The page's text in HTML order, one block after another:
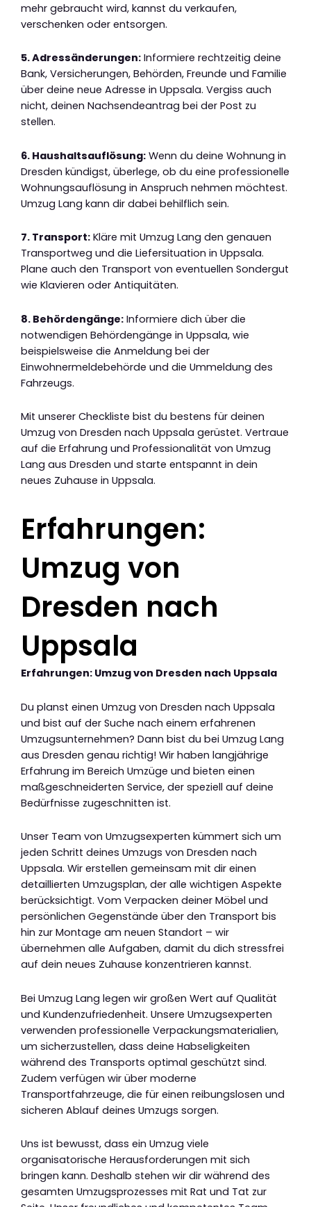
mehr gebraucht wird, kannst du verkaufen,
verschenken oder entsorgen.
5. Adressänderungen: Informiere rechtzeitig deine
Bank, Versicherungen, Behörden, Freunde und Familie
über deine neue Adresse in Uppsala. Vergiss auch
nicht, deinen Nachsendeantrag bei der Post zu
stellen.
6. Haushaltsauflösung: Wenn du deine Wohnung in
Dresden kündigst, überlege, ob du eine professionelle
Wohnungsauflösung in Anspruch nehmen möchtest.
Umzug Lang kann dir dabei behilflich sein.
7. Transport: Kläre mit Umzug Lang den genauen
Transportweg und die Liefersituation in Uppsala.
Plane auch den Transport von eventuellen Sondergut
wie Klavieren oder Antiquitäten.
8. Behördengänge: Informiere dich über die
notwendigen Behördengänge in Uppsala, wie
beispielsweise die Anmeldung bei der
Einwohnermeldebehörde und die Ummeldung des
Fahrzeugs.
Mit unserer Checkliste bist du bestens für deinen
Umzug von Dresden nach Uppsala gerüstet. Vertraue
auf die Erfahrung und Professionalität von Umzug
Lang aus Dresden und starte entspannt in dein
neues Zuhause in Uppsala.
Erfahrungen:
Umzug von
Dresden nach
Uppsala
Erfahrungen: Umzug von Dresden nach Uppsala
Du planst einen Umzug von Dresden nach Uppsala
und bist auf der Suche nach einem erfahrenen
Umzugsunternehmen? Dann bist du bei Umzug Lang
aus Dresden genau richtig! Wir haben langjährige
Erfahrung im Bereich Umzüge und bieten einen
maßgeschneiderten Service, der speziell auf deine
Bedürfnisse zugeschnitten ist.
Unser Team von Umzugsexperten kümmert sich um
jeden Schritt deines Umzugs von Dresden nach
Uppsala. Wir erstellen gemeinsam mit dir einen
detaillierten Umzugsplan, der alle wichtigen Aspekte
berücksichtigt. Vom Verpacken deiner Möbel und
persönlichen Gegenstände über den Transport bis
hin zur Montage am neuen Standort – wir
übernehmen alle Aufgaben, damit du dich stressfrei
auf dein neues Zuhause konzentrieren kannst.
Bei Umzug Lang legen wir großen Wert auf Qualität
und Kundenzufriedenheit. Unsere Umzugsexperten
verwenden professionelle Verpackungsmaterialien,
um sicherzustellen, dass deine Habseligkeiten
während des Transports optimal geschützt sind.
Zudem verfügen wir über moderne
Transportfahrzeuge, die für einen reibungslosen und
sicheren Ablauf deines Umzugs sorgen.
Uns ist bewusst, dass ein Umzug viele
organisatorische Herausforderungen mit sich
bringen kann. Deshalb stehen wir dir während des
gesamten Umzugsprozesses mit Rat und Tat zur